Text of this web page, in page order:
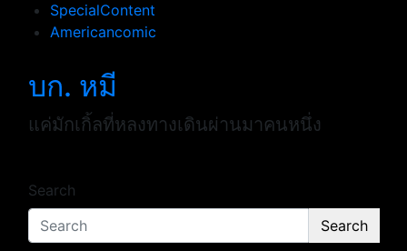
SpecialContent
Americancomic
บก. หมี
แค่มักเกิ้ลที่หลงทางเดินผ่านมาคนหนึ่ง
Search
Search